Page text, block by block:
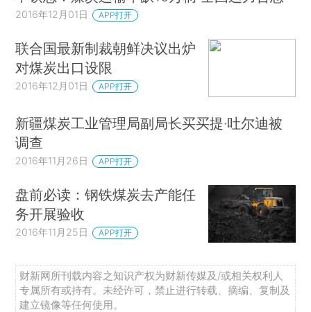
2016年12月01日 APP打开
联合国最新制裁朝鲜决议出炉
对煤炭出口设限
2016年12月01日 APP打开
新疆煤炭工业管理局副局长买买提·吐尔迪被
调查
2016年11月26日 APP打开
盘前必读：钢铁煤炭去产能任
务开展验收
2016年11月25日 APP打开
财新网所刊载内容之知识产权为财新传媒及/或相关权利人
专属所有或持有。未经许可，禁止进行转载、摘编、复制及
建立镜像等任何使用。